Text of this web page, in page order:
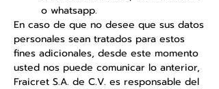
o whatsapp.
En caso de que no desee que sus datos
personales sean tratados para estos
fines adicionales, desde este momento
usted nos puede comunicar lo anterior,
Fraicret S.A. de C.V. es responsable del